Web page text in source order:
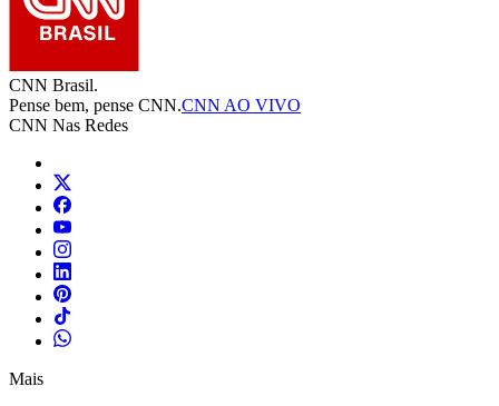
CNN Brasil.
Pense bem, pense CNN.CNN AO VIVO
CNN Nas Redes
Mais